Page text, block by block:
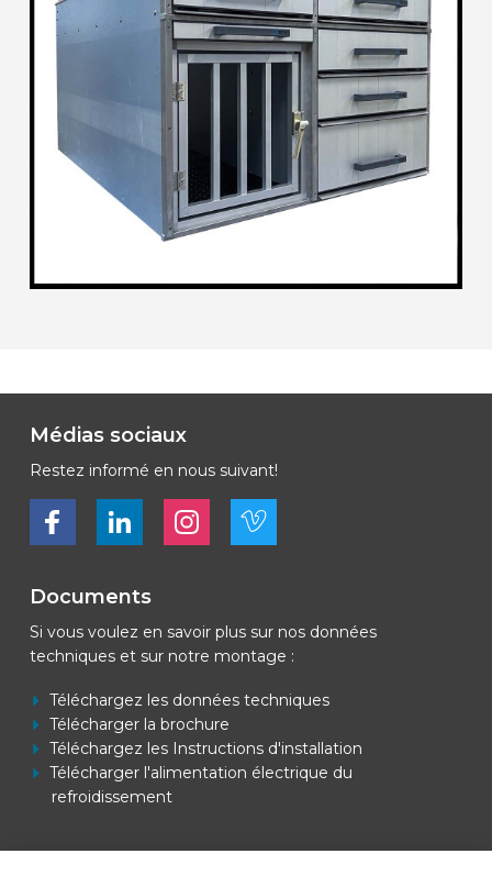
Médias sociaux
Restez informé en nous suivant!
Bekijk ons op FacebookBekijk ons op LinkedInBekijk ons op LinkedInBekijk ons op Vimeo
Documents
Si vous voulez en savoir plus sur nos données
techniques et sur notre montage :
Téléchargez les données techniques
Télécharger la brochure
Téléchargez les Instructions d'installation
Télécharger l'alimentation électrique du
refroidissement